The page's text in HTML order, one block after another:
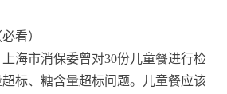
看）
上海市消保委曾对30份儿童餐进行检
标、糖含量超标问题。儿童餐应该